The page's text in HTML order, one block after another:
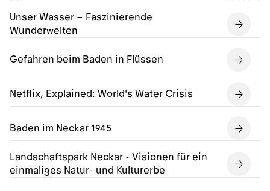
Unser Wasser – Faszinierende
Wunderwelten
Gefahren beim Baden in Flüssen
Netflix, Explained: World's Water Crisis
Baden im Neckar 1945
Landschaftspark Neckar - Visionen für ein
einmaliges Natur- und Kulturerbe